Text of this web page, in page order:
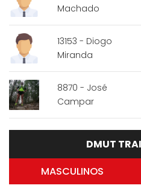
Machado
13153 - Diogo
Miranda
8870 - José
Campar
DMUT
MASCULINOS